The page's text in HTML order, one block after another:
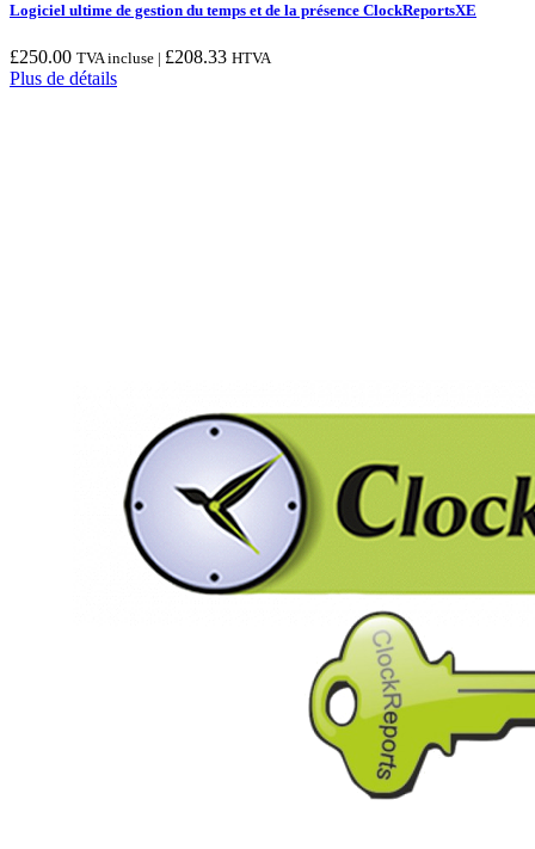
Logiciel ultime de gestion du temps et de la présence ClockReportsXE
£250.00 TVA incluse | £208.33 HTVA
Plus de détails